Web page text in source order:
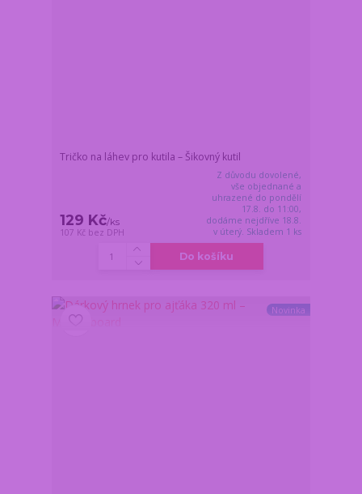
Tričko na láhev pro kutila – Šikovný kutil
129 Kč/ks
107 Kč bez DPH
Z důvodu dovolené,
vše objednané a
uhrazené do pondělí
17.8. do 11:00,
dodáme nejdříve 18.8.
v úterý. Skladem 1 ks
Do košíku
Novinka